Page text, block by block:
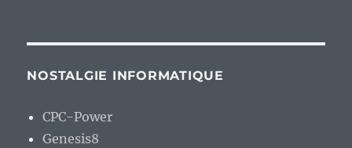
NOSTALGIE INFORMATIQUE
CPC-Power
Genesis8